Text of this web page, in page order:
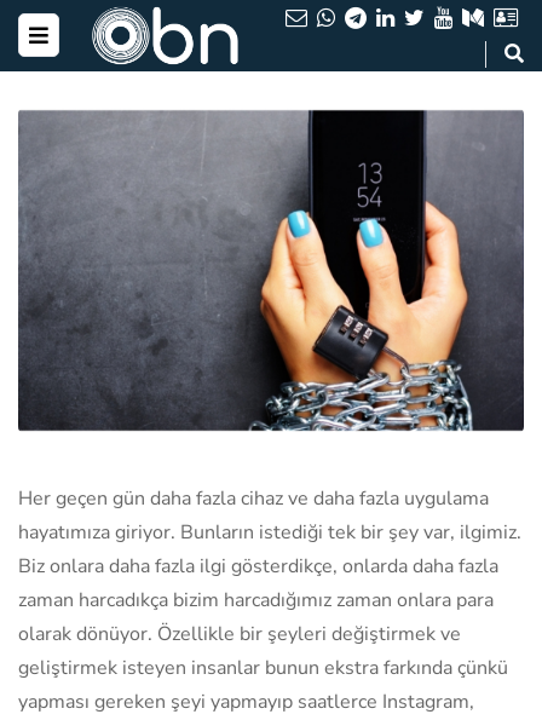
Her geçen gün daha fazla cihaz ve daha fazla uygulama
hayatımıza giriyor. Bunların istediği tek bir şey var, ilgimiz.
Biz onlara daha fazla ilgi gösterdikçe, onlarda daha fazla
zaman harcadıkça bizim harcadığımız zaman onlara para
olarak dönüyor. Özellikle bir şeyleri değiştirmek ve
geliştirmek isteyen insanlar bunun ekstra farkında çünkü
yapması gereken şeyi yapmayıp saatlerce Instagram,